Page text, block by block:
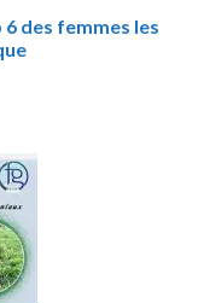
des femmes les